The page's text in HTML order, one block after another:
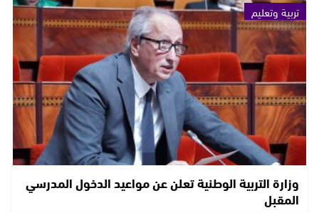
تربية وتعليم
وزارة التربية الوطنية تعلن عن مواعيد الدخول المدرسي
المقبل